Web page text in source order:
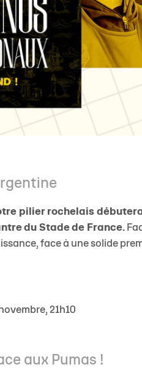
pilier rochelais
du Stade de France.
face à une solide
21h10
aux Pumas !